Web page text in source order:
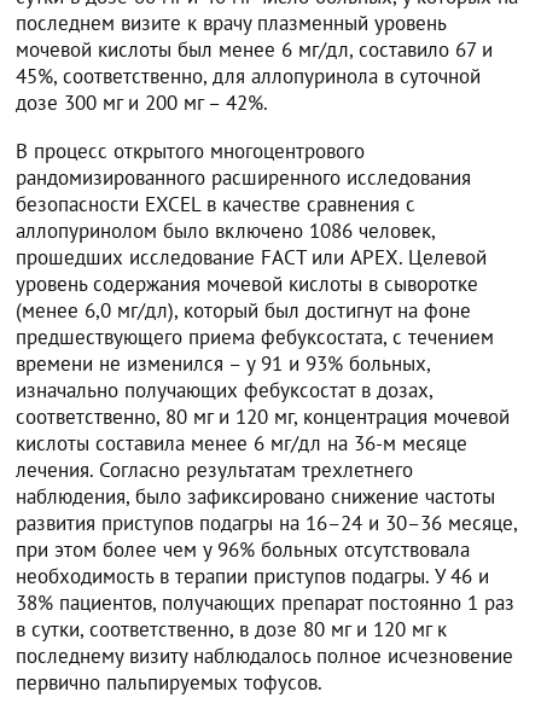
последнем визите к врачу плазменный уровень
мочевой кислоты был менее 6 мг/дл, составило 67 и
45%, соответственно, для аллопуринола в суточной
дозе 300 мг и 200 мг – 42%.
В процесс открытого многоцентрового
рандомизированного расширенного исследования
безопасности EXCEL в качестве сравнения с
аллопуринолом было включено 1086 человек,
прошедших исследование FACT или APEX. Целевой
уровень содержания мочевой кислоты в сыворотке
(менее 6,0 мг/дл), который был достигнут на фоне
предшествующего приема фебуксостата, с течением
времени не изменился – у 91 и 93% больных,
изначально получающих фебуксостат в дозах,
соответственно, 80 мг и 120 мг, концентрация мочевой
кислоты составила менее 6 мг/дл на 36-м месяце
лечения. Согласно результатам трехлетнего
наблюдения, было зафиксировано снижение частоты
развития приступов подагры на 16–24 и 30–36 месяце,
при этом более чем у 96% больных отсутствовала
необходимость в терапии приступов подагры. У 46 и
38% пациентов, получающих препарат постоянно 1 раз
в сутки, соответственно, в дозе 80 мг и 120 мг к
последнему визиту наблюдалось полное исчезновение
первично пальпируемых тофусов.